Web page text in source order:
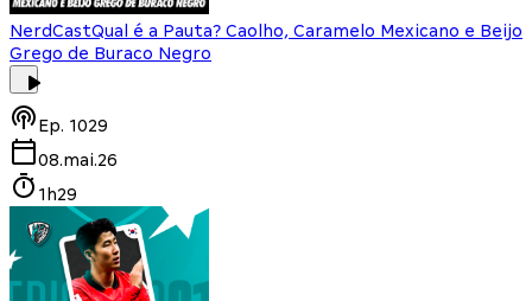
NerdCastQual é a Pauta? Caolho, Caramelo Mexicano e Beijo
Grego de Buraco Negro
Ep. 1029
08.mai.26
1h29